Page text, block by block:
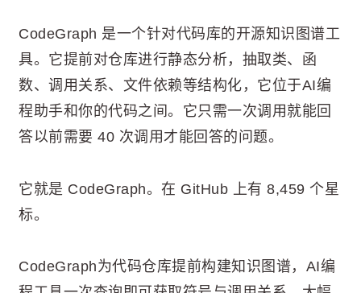
CodeGraph 是一个针对代码库的开源知识图谱工
具。它提前对仓库进行静态分析，抽取类、函
数、调用关系、文件依赖等结构化，它位于AI编
程助手和你的代码之间。它只需一次调用就能回
答以前需要 40 次调用才能回答的问题。
它就是 CodeGraph。在 GitHub 上有 8,459 个星
标。
CodeGraph为代码仓库提前构建知识图谱，AI编